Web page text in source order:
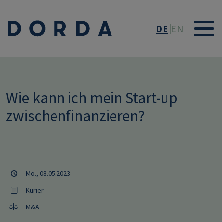
DE EN
Wie kann ich mein Start-up
zwischenfinanzieren?
Mo., 08.05.2023
Kurier
M&A